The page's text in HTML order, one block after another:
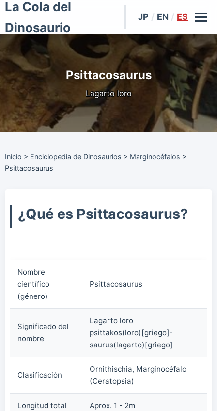
La Cola del
Dinosaurio
JP / EN / ES
Psittacosaurus
Lagarto loro
Inicio > Enciclopedia de Dinosaurios > Marginocéfalos >
Psittacosaurus
¿Qué es Psittacosaurus?
Nombre
científico
(género)
Psittacosaurus
Significado del
nombre
Lagarto loro
psittakos(loro)[griego]-
saurus(lagarto)[griego]
Clasificación
Ornithischia, Marginocéfalo
(Ceratopsia)
Longitud total Aprox. 1 - 2m